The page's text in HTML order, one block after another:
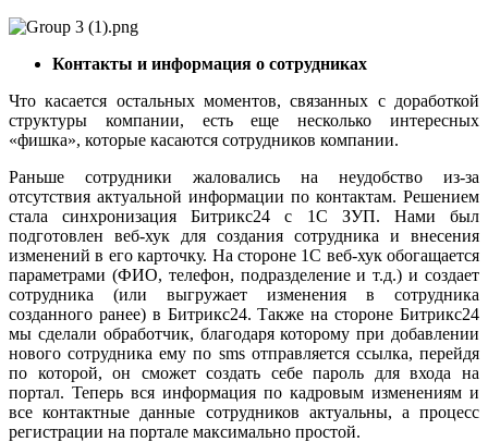
Контакты и информация о сотрудниках
Что касается остальных моментов, связанных с доработкой
структуры компании, есть еще несколько интересных
«фишка», которые касаются сотрудников компании.
Раньше сотрудники жаловались на неудобство из-за
отсутствия актуальной информации по контактам. Решением
стала синхронизация Битрикс24 с 1С ЗУП. Нами был
подготовлен веб-хук для создания сотрудника и внесения
изменений в его карточку. На стороне 1С веб-хук обогащается
параметрами (ФИО, телефон, подразделение и т.д.) и создает
сотрудника (или выгружает изменения в сотрудника
созданного ранее) в Битрикс24. Также на стороне Битрикс24
мы сделали обработчик, благодаря которому при добавлении
нового сотрудника ему по sms отправляется ссылка, перейдя
по которой, он сможет создать себе пароль для входа на
портал. Теперь вся информация по кадровым изменениям и
все контактные данные сотрудников актуальны, а процесс
регистрации на портале максимально простой.